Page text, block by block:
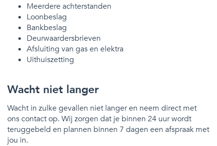
Meerdere achterstanden
Loonbeslag
Bankbeslag
Deurwaardersbrieven
Afsluiting van gas en elektra
Uithuiszetting
Wacht niet langer
Wacht in zulke gevallen niet langer en neem direct met
ons contact op. Wij zorgen dat je binnen 24 uur wordt
teruggebeld en plannen binnen 7 dagen een afspraak met
jou in.